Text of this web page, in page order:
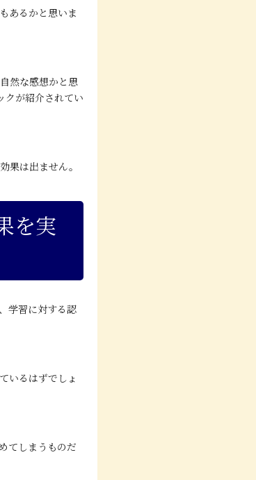
あるかと思いま
然な感想かと思
クが紹介されてい
果は出ません。
を実
学習に対する認
いるはずでしょ
てしまうものだ